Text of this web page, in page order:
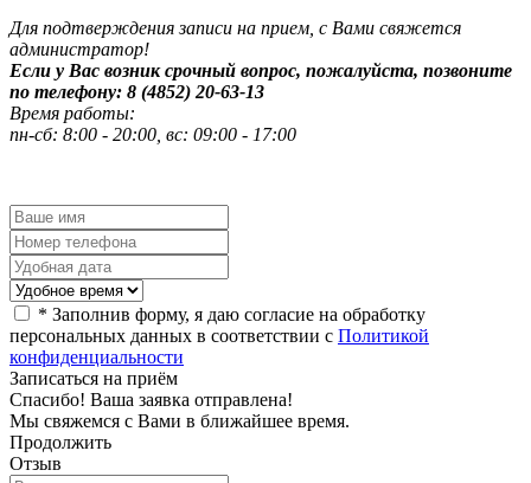
Для подтверждения записи на прием, с Вами свяжется
администратор!
Если у Вас возник срочный вопрос, пожалуйста, позвоните
по телефону: 8 (4852) 20-63-13
Время работы:
пн-сб: 8:00 - 20:00, вс: 09:00 - 17:00
* Заполнив форму, я даю согласие на обработку
персональных данных в соответствии с Политикой
конфиденциальности
Записаться на приём
Спасибо! Ваша заявка отправлена!
Мы свяжемся с Вами в ближайшее время.
Продолжить
Отзыв